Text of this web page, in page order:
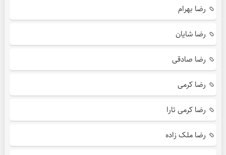
رضا بهرام
رضا شایان
رضا صادقی
رضا کرمی
رضا کرمی تارا
رضا ملک زاده